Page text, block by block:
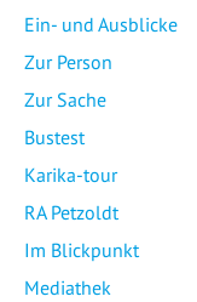
Ein- und Ausblicke
Zur Person
Zur Sache
Bustest
Karika-tour
RA Petzoldt
Im Blickpunkt
Mediathek